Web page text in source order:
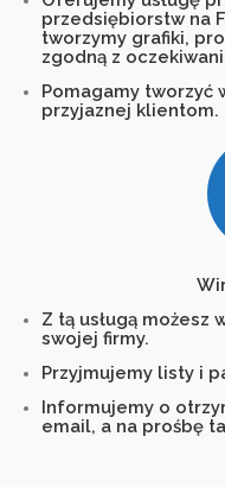
przedsiębiorstw na
tworzymy grafiki,
zgodną z
Pomagamy tworzyć
przyjaznej klientom.
Z tą usługą możesz
swojej firmy.
Przyjmujemy listy i
Informujemy o
email, a na prośbę